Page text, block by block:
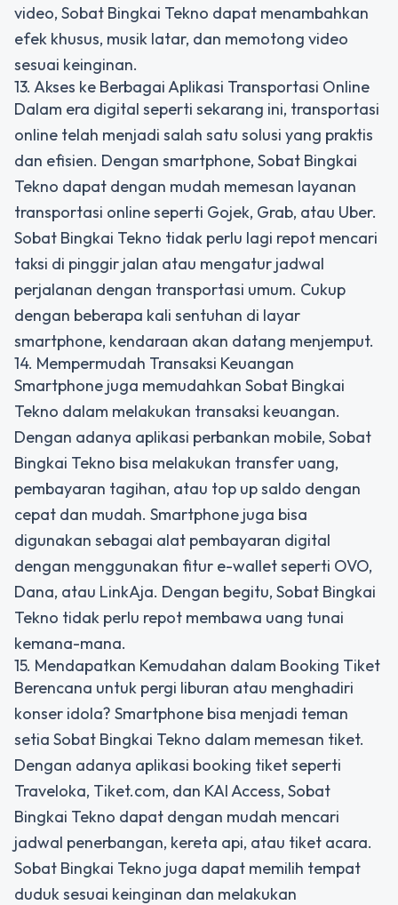
video, Sobat Bingkai Tekno dapat menambahkan
efek khusus, musik latar, dan memotong video
sesuai keinginan.
13. Akses ke Berbagai Aplikasi Transportasi Online
Dalam era digital seperti sekarang ini, transportasi
online telah menjadi salah satu solusi yang praktis
dan efisien. Dengan smartphone, Sobat Bingkai
Tekno dapat dengan mudah memesan layanan
transportasi online seperti Gojek, Grab, atau Uber.
Sobat Bingkai Tekno tidak perlu lagi repot mencari
taksi di pinggir jalan atau mengatur jadwal
perjalanan dengan transportasi umum. Cukup
dengan beberapa kali sentuhan di layar
smartphone, kendaraan akan datang menjemput.
14. Mempermudah Transaksi Keuangan
Smartphone juga memudahkan Sobat Bingkai
Tekno dalam melakukan transaksi keuangan.
Dengan adanya aplikasi perbankan mobile, Sobat
Bingkai Tekno bisa melakukan transfer uang,
pembayaran tagihan, atau top up saldo dengan
cepat dan mudah. Smartphone juga bisa
digunakan sebagai alat pembayaran digital
dengan menggunakan fitur e-wallet seperti OVO,
Dana, atau LinkAja. Dengan begitu, Sobat Bingkai
Tekno tidak perlu repot membawa uang tunai
kemana-mana.
15. Mendapatkan Kemudahan dalam Booking Tiket
Berencana untuk pergi liburan atau menghadiri
konser idola? Smartphone bisa menjadi teman
setia Sobat Bingkai Tekno dalam memesan tiket.
Dengan adanya aplikasi booking tiket seperti
Traveloka, Tiket.com, dan KAI Access, Sobat
Bingkai Tekno dapat dengan mudah mencari
jadwal penerbangan, kereta api, atau tiket acara.
Sobat Bingkai Tekno juga dapat memilih tempat
duduk sesuai keinginan dan melakukan